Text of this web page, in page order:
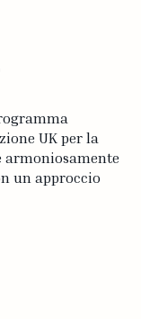
UK per la
armoniosamente
un approccio